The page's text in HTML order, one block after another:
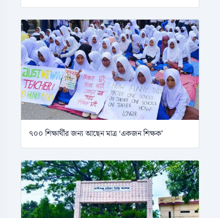
৭০০ শিক্ষার্থীর জন্য আছেন মাত্র ‘একজন শিক্ষক’